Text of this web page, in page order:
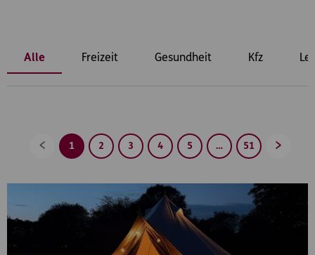
Alle Freizeit Gesundheit Kfz
Zurück1 2 3 4 5 … 51